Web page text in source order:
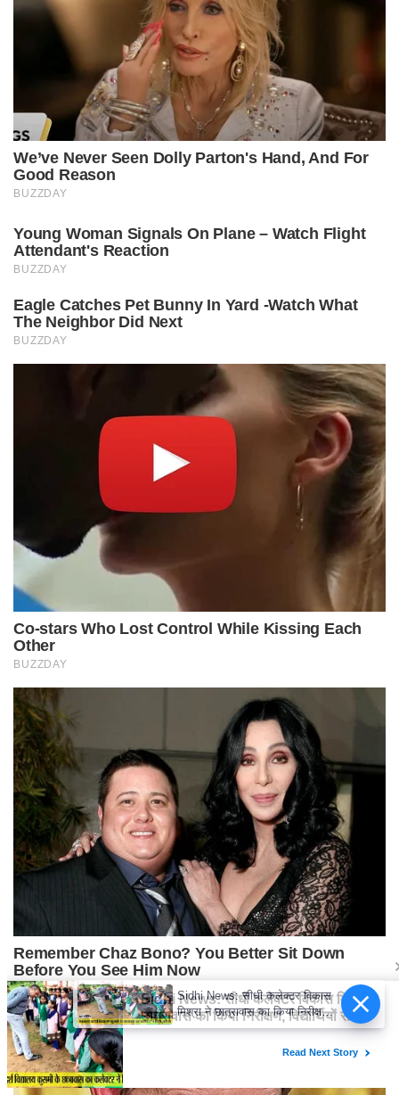
Sidhi News: सीधी कलेक्टर विकास
मिश्रा ने छात्रावास का किया निरीक्षण,
विद्यार्थियों संग किया रात्रि भोजन